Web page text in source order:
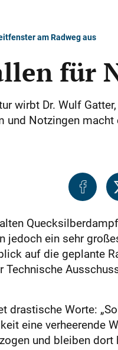
am Radweg aus
für
wirbt Dr. Wulf
und Notzingen
jedoch ein sehr
auf die geplante
Technische
dras­tische Worte:
eine verheerende
und bleiben